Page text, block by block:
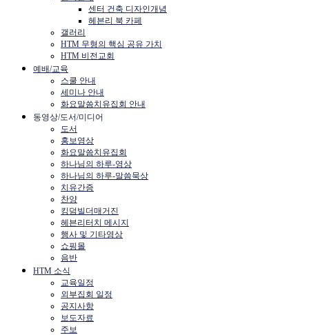
센터 건축 디자인개념
헤븐리 북 카페
갤러리
HTM 무형의 핵심 공유 가치
HTM 비전교회
예배/교육
스쿨 안내
세미나 안내
화요말씀치유집회 안내
동영상/도서/미디어
도서
홍보영상
화요말씀치유집회
하나님의 하루-영상
하나님의 하루-말씀묵상
치유간증
찬양
킹덤빌더매거진
헤븐리터치 메시지
행사 및 기타영상
쇼핑몰
음반
HTM 소식
교육일정
외부집회 일정
공지사항
보도자료
주보